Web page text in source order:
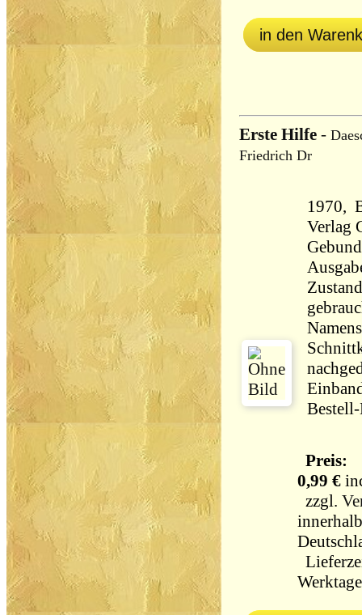
in den
Erste Hilfe -
Friedrich Dr
1970,
Verlag
Preis:
0,99 €
zzgl.
innerhalb